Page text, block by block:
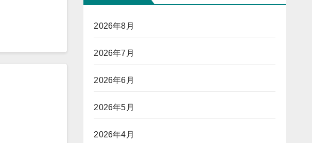
2026年8月
2026年7月
2026年6月
2026年5月
2026年4月